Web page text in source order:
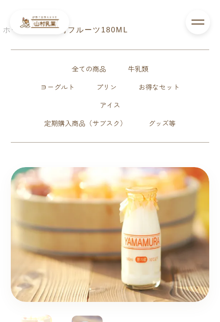
ホーム > 山村フルーツ180ML
全ての商品
牛乳類
ヨーグルト
プリン
お得なセット
アイス
定期購入商品（サブスク）
グッズ等